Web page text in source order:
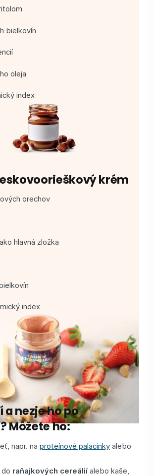
bielkovín
oleja
index
krém
orechov
hlavná zložka
index
a nezje ho po
Môžete ho:
napr. na proteínové palacinkyalebo
raňajkových cereálií alebo kaše,